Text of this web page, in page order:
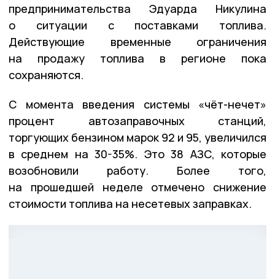
предпринимательства Эдуарда Никулина
о ситуации с поставками топлива.
Действующие временные ограничения
на продажу топлива в регионе пока
сохраняются.
С момента введения системы «чёт-нечет»
процент автозаправочных станций,
торгующих бензином марок 92 и 95, увеличился
в среднем на 30-35%. Это 38 АЗС, которые
возобновили работу. Более того,
на прошедшей неделе отмечено снижение
стоимости топлива на несетевых заправках.